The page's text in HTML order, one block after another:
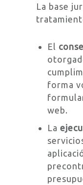
La base
El
forma
web.
La